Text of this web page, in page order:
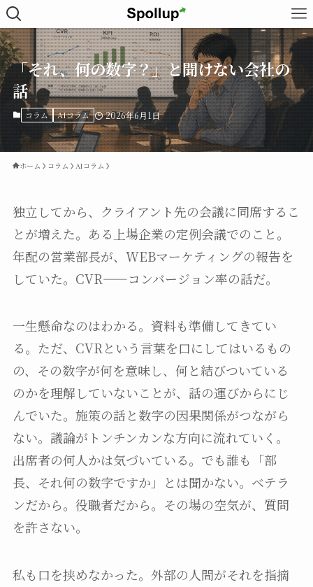
「それ、何の数字？」と聞けない会社の
話
コラム AIコラム 2026年6月1日
ホーム コラム AIコラム
独立してから、クライアント先の会議に同席するこ
とが増えた。ある上場企業の定例会議でのこと。
年配の営業部長が、WEBマーケティングの報告を
していた。CVR——コンバージョン率の話だ。
一生懸命なのはわかる。資料も準備してきてい
る。ただ、CVRという言葉を口にしてはいるもの
の、その数字が何を意味し、何と結びついている
のかを理解していないことが、話の運びからにじ
んでいた。施策の話と数字の因果関係がつながら
ない。議論がトンチンカンな方向に流れていく。
出席者の何人かは気づいている。でも誰も「部
長、それ何の数字ですか」とは聞かない。ベテラ
ンだから。役職者だから。その場の空気が、質問
を許さない。
私も口を挟めなかった。外部の人間がそれを指摘